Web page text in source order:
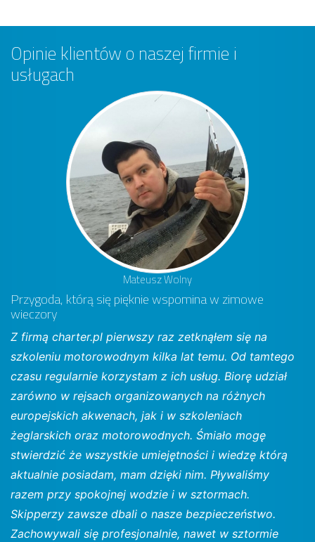
Opinie klientów o naszej firmie i
usługach
Mateusz Wolny
Przygoda, którą się pięknie wspomina w zimowe
wieczory
Z firmą charter.pl pierwszy raz zetknąłem się na
szkoleniu motorowodnym kilka lat temu. Od tamtego
czasu regularnie korzystam z ich usług. Biorę udział
zarówno w rejsach organizowanych na różnych
europejskich akwenach, jak i w szkoleniach
żeglarskich oraz motorowodnych. Śmiało mogę
stwierdzić że wszystkie umiejętności i wiedzę którą
aktualnie posiadam, mam dzięki nim. Pływaliśmy
razem przy spokojnej wodzie i w sztormach.
Skipperzy zawsze dbali o nasze bezpieczeństwo.
Zachowywali się profesjonalnie, nawet w sztormie